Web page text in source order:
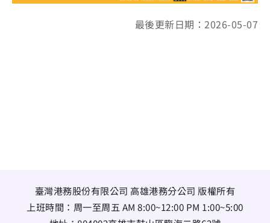
最後更新日期：2026-05-07
臺灣港務股份有限公司 高雄港務分公司 版權所有
上班時間：周一至周五 AM 8:00~12:00 PM 1:00~5:00